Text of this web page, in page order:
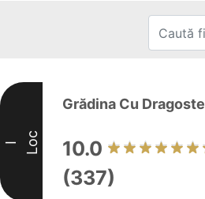
I Loc
Grădina Cu Dragoste
10.0
(337)